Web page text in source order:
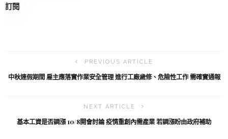
訂閱
PREVIOUS ARTICLE
中秋連假期間 雇主應落實作業安全管理 進行工廠歲修、危險性工作 需確實通報
NEXT ARTICLE
基本工資是否調漲 10/8開會討論 疫情重創內需產業 若調漲盼由政府補助